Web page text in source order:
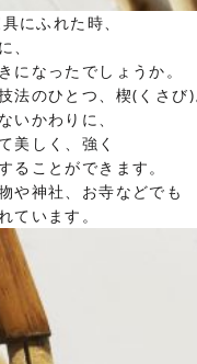
にふれた時、
、
になったでしょうか。
法のひとつ、楔(くさび)
いかわりに、
美しく、強く
ることができます。
や神社、お寺などでも
ています。